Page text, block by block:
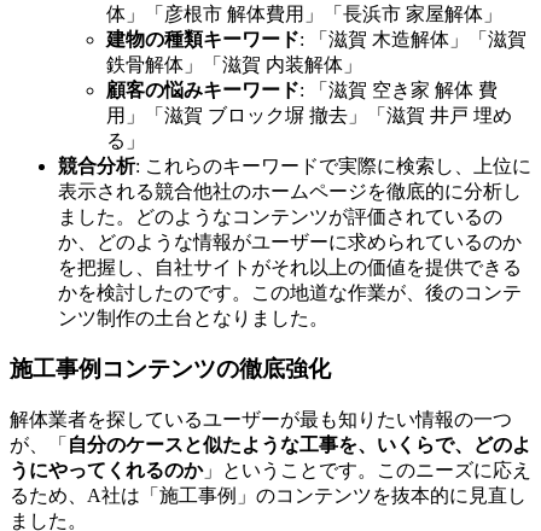
体」「彦根市 解体費用」「長浜市 家屋解体」
建物の種類キーワード: 「滋賀 木造解体」「滋賀
鉄骨解体」「滋賀 内装解体」
顧客の悩みキーワード: 「滋賀 空き家 解体 費
用」「滋賀 ブロック塀 撤去」「滋賀 井戸 埋め
る」
競合分析: これらのキーワードで実際に検索し、上位に
表示される競合他社のホームページを徹底的に分析し
ました。どのようなコンテンツが評価されているの
か、どのような情報がユーザーに求められているのか
を把握し、自社サイトがそれ以上の価値を提供できる
かを検討したのです。この地道な作業が、後のコンテ
ンツ制作の土台となりました。
施工事例コンテンツの徹底強化
解体業者を探しているユーザーが最も知りたい情報の一つ
が、「 自分のケースと似たような工事を、いくらで、どのよ
うにやってくれるのか」ということです。このニーズに応え
るため、A社は「施工事例」のコンテンツを抜本的に見直し
ました。